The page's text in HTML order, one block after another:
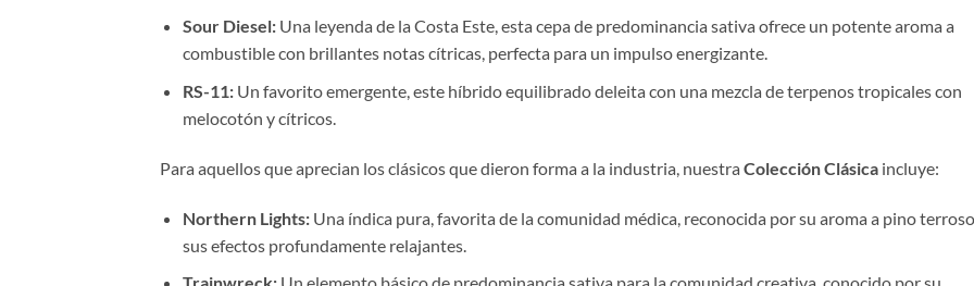
Sour Diesel:Una leyenda de la Costa Este, esta cepa de predominancia sativa ofrece un potente aroma a
combustible con brillantes notas cítricas, perfecta para un impulso energizante.
RS-11:Un favorito emergente, este híbrido equilibrado deleita con una mezcla de terpenos tropicales con
melocotón y cítricos.
Para aquellos que aprecian los clásicos que dieron forma a la industria, nuestra Colección Clásica incluye:
Northern Lights:Una índica pura, favorita de la comunidad médica, reconocida por su aroma a pino
sus efectos profundamente relajantes.